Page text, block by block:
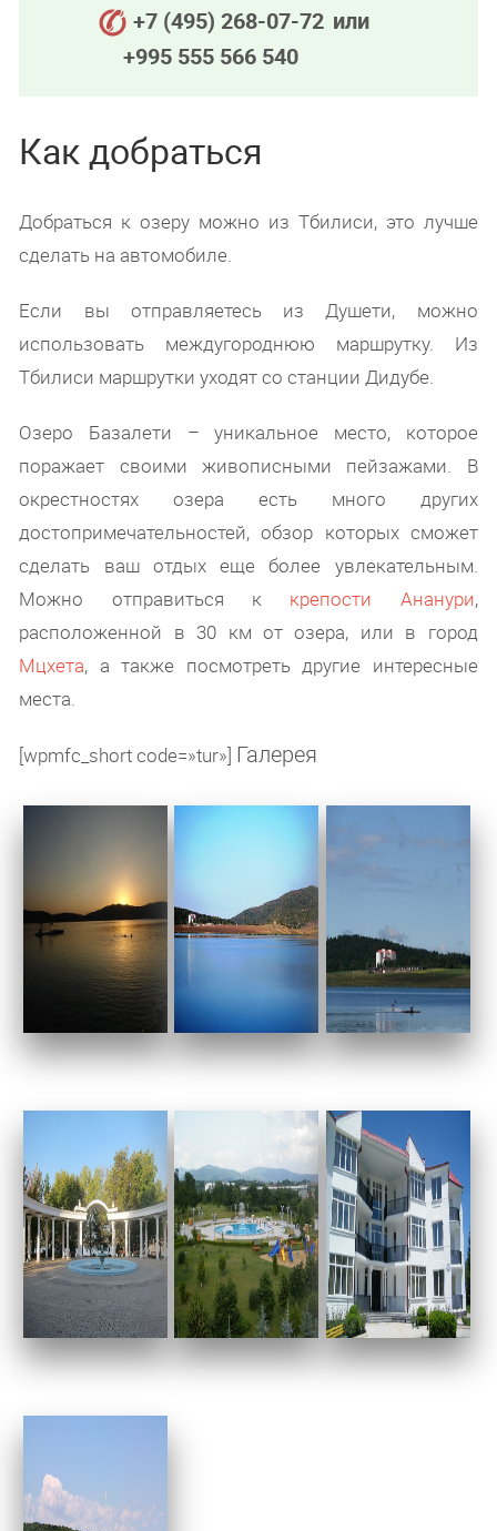
+7 (495) 268-07-72 или
+995 555 566 540
Как добраться
Добраться к озеру можно из Тбилиси, это лучше
сделать на автомобиле.
Если вы отправляетесь из Душети, можно
использовать междугороднюю маршрутку. Из
Тбилиси маршрутки уходят со станции Дидубе.
Озеро Базалети – уникальное место, которое
поражает своими живописными пейзажами. В
окрестностях озера есть много других
достопримечательностей, обзор которых сможет
сделать ваш отдых еще более увлекательным.
Можно отправиться к крепости Ананури,
расположенной в 30 км от озера, или в город
Мцхета, а также посмотреть другие интересные
места.
[wpmfc_short code=»tur»] Галерея